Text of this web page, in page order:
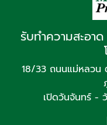
รับทำความสะอ
18/33 ถนนแม่หลวน
เปิดวันจันทร์ -